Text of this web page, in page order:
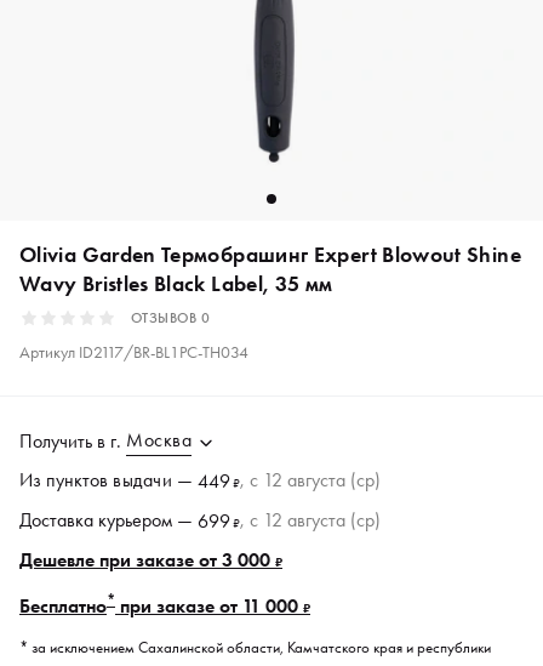
Olivia Garden Термобрашинг Expert Blowout Shine
Wavy Bristles Black Label, 35 мм
ОТЗЫВОВ 0
Артикул ID2117/BR-BL1PC-TH034
Получить в г. Москва
Из пунктов выдачи — 449₽, c 12 августа (ср)
Доставка курьером — 699₽, c 12 августа (ср)
Дешевле при заказе от 3 000 ₽
Бесплатно* при заказе от 11 000 ₽
* за исключением Сахалинской области, Камчатского края и республики